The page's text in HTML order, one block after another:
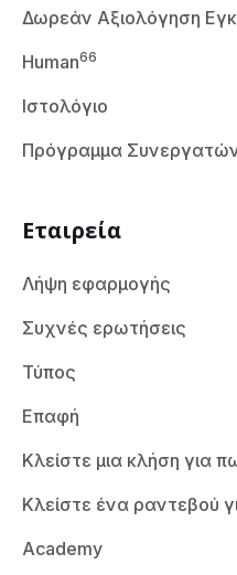
Δωρεάν Αξιολόγηση
Human66
Ιστολόγιο
Πρόγραμμα
Εταιρεία
Λήψη εφαρμογής
Συχνές ερωτήσεις
Τύπος
Επαφή
Κλείστε μια κλήση για
Κλείστε ένα ραντεβού
Academy